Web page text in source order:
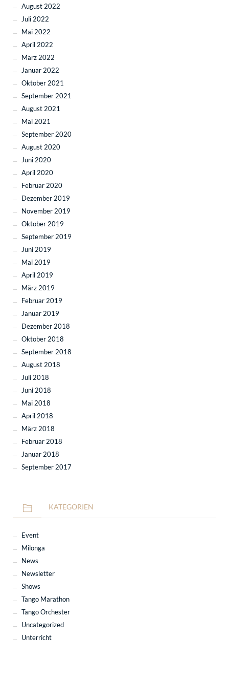
August 2022
Juli 2022
Mai 2022
April 2022
März 2022
Januar 2022
Oktober 2021
September 2021
August 2021
Mai 2021
September 2020
August 2020
Juni 2020
April 2020
Februar 2020
Dezember 2019
November 2019
Oktober 2019
September 2019
Juni 2019
Mai 2019
April 2019
März 2019
Februar 2019
Januar 2019
Dezember 2018
Oktober 2018
September 2018
August 2018
Juli 2018
Juni 2018
Mai 2018
April 2018
März 2018
Februar 2018
Januar 2018
September 2017
KATEGORIEN
Event
Milonga
News
Newsletter
Shows
Tango Marathon
Tango Orchester
Uncategorized
Unterricht